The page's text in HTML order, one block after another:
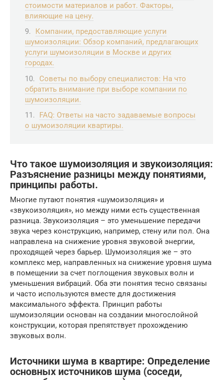
стоимости материалов и работ. Факторы,
влияющие на цену.
Компании, предоставляющие услуги
шумоизоляции: Обзор компаний, предлагающих
услуги шумоизоляции в Москве и других
городах.
Советы по выбору специалистов: На что
обратить внимание при выборе компании по
шумоизоляции.
FAQ: Ответы на часто задаваемые вопросы
о шумоизоляции квартиры.
Что такое шумоизоляция и звукоизоляция:
Разъяснение разницы между понятиями,
принципы работы.
Многие путают понятия «шумоизоляция» и
«звукоизоляция», но между ними есть существенная
разница. Звукоизоляция – это уменьшение передачи
звука через конструкцию, например, стену или пол. Она
направлена на снижение уровня звуковой энергии,
проходящей через барьер. Шумоизоляция же – это
комплекс мер, направленных на снижение уровня шума
в помещении за счет поглощения звуковых волн и
уменьшения вибраций. Оба эти понятия тесно связаны
и часто используются вместе для достижения
максимального эффекта. Принцип работы
шумоизоляции основан на создании многослойной
конструкции, которая препятствует прохождению
звуковых волн.
Источники шума в квартире: Определение
основных источников шума (соседи,